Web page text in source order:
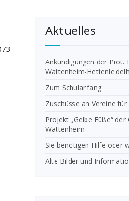
Aktuelles
Ankündigungen der Prot.
Wattenheim-
Zum Schulanfang
Zuschüsse an Vereine für
Projekt „Gelbe Füße“ der
Wattenheim
Sie benötigen Hilfe oder
Alte Bilder und